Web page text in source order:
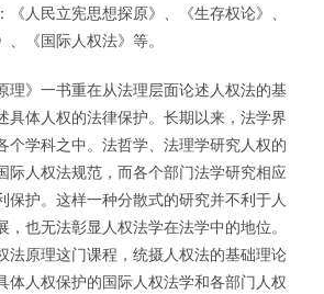
人民立宪思想探原》、《生存权论》、
、《国际人权法》等。
理》一书重在从法理层面论述人权法的基
具体人权的法律保护。长期以来，法学界
个学科之中。法哲学、法理学研究人权的
际人权法规范，而各个部门法学研究相应
保护。这样一种分散式的研究并不利于人
也无法彰显人权法学在法学中的地位。
法原理这门课程，统摄人权法的基础理论
体人权保护的国际人权法学和各部门人权